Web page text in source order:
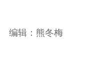
编辑：熊冬梅